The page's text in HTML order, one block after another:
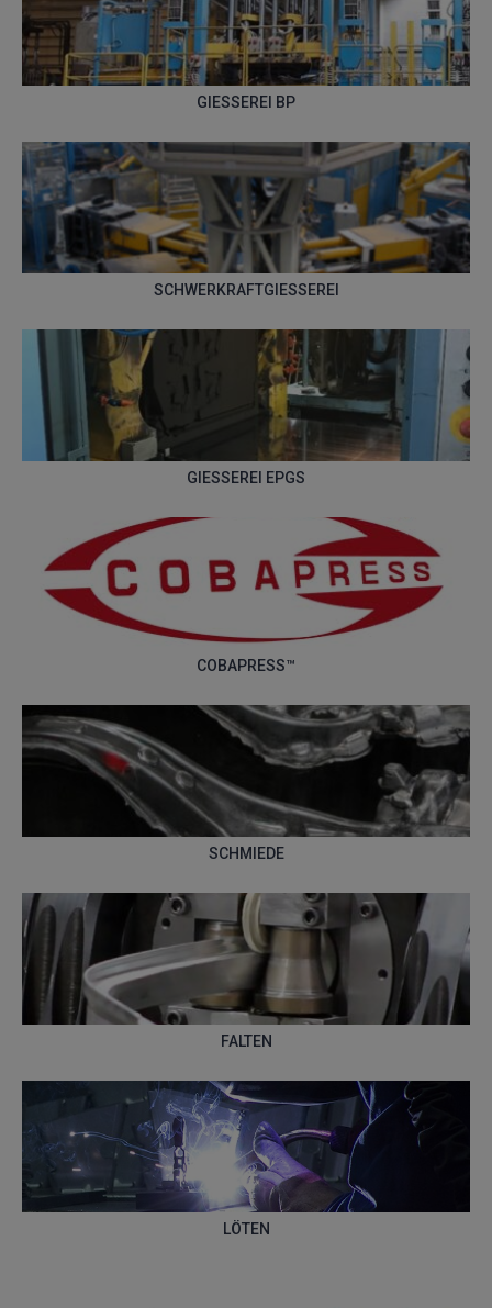
GIESSEREI BP
SCHWERKRAFTGIESSEREI
GIESSEREI EPGS
COBAPRESS™
SCHMIEDE
FALTEN
LÖTEN